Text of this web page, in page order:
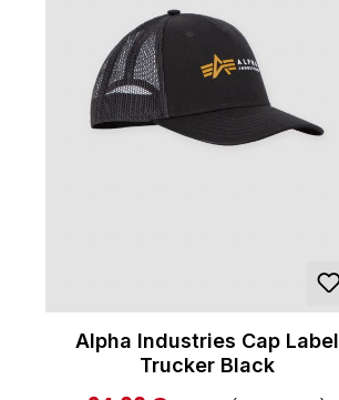
Alpha Industries Cap Label
Trucker Black